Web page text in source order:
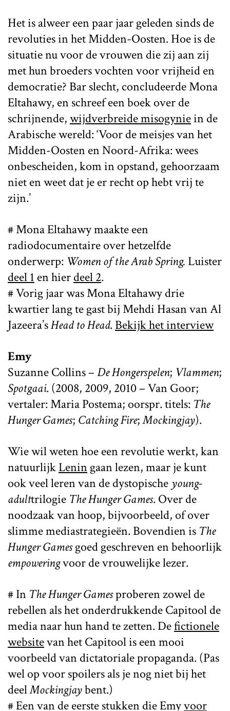
Het is alweer een paar jaar geleden sinds de
revoluties in het Midden-Oosten. Hoe is de
situatie nu voor de vrouwen die zij aan zij
met hun broeders vochten voor vrijheid en
democratie? Bar slecht, concludeerde Mona
Eltahawy, en schreef een boek over de
schrijnende,wijdverbreide misogyniein de
Arabische wereld: ‘Voor de meisjes van het
Midden-Oosten en Noord-Afrika: wees
onbescheiden, kom in opstand, gehoorzaam
niet en weet dat je er recht op hebt vrij te
zijn.’
# Mona Eltahawy maakte een
radiodocumentaire over hetzelfde
onderwerp: Women of the Arab Spring. Luister
deel 1 en hierdeel 2.
# Vorig jaar was Mona Eltahawy drie
kwartier lang te gast bij Mehdi Hasan van Al
Jazeera’sHead to Head. Bekijk het interview
Emy
Suzanne Collins –De Hongerspelen; Vlammen;
Spotgaai. (2008, 2009, 2010 – Van Goor;
vertaler: Maria Postema; oorspr. titels: The
Hunger Games; Catching Fire;Mockingjay).
Wie wil weten hoe een revolutie werkt, kan
natuurlijkLeningaan lezen, maar je kunt
ook veel leren van de dystopische young-
adulttrilogie The Hunger Games. Over de
noodzaak van hoop, bijvoorbeeld, of over
slimme mediastrategieën. Bovendien is The
Hunger Gamesgoed geschreven en behoorlijk
empoweringvoor de vrouwelijke lezer.
# In The Hunger Gamesproberen zowel de
rebellen als het onderdrukkende Capitool de
media naar hun hand te zetten. Defictionele
websitevan het Capitool is een mooi
voorbeeld van dictatoriale propaganda. (Pas
wel op voor spoilers als je nog niet bij het
deelMockingjaybent.)
# Een van de eerste stukken die Emyvoor